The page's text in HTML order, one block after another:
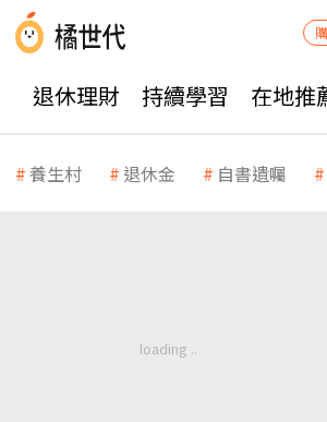
退休理財 持續學習 在地推
養生村 退休金 自書遺囑